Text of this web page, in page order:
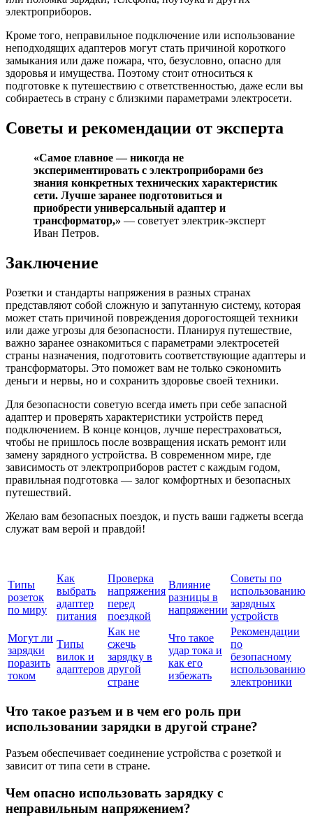
электроприборов.
Кроме того, неправильное подключение или использование
неподходящих адаптеров могут стать причиной короткого
замыкания или даже пожара, что, безусловно, опасно для
здоровья и имущества. Поэтому стоит относиться к
подготовке к путешествию с ответственностью, даже если вы
собираетесь в страну с близкими параметрами электросети.
Советы и рекомендации от эксперта
«Самое главное — никогда не
экспериментировать с электроприборами без
знания конкретных технических характеристик
сети. Лучше заранее подготовиться и
приобрести универсальный адаптер и
трансформатор,» — советует электрик-эксперт
Иван Петров.
Заключение
Розетки и стандарты напряжения в разных странах
представляют собой сложную и запутанную систему, которая
может стать причиной повреждения дорогостоящей техники
или даже угрозы для безопасности. Планируя путешествие,
важно заранее ознакомиться с параметрами электросетей
страны назначения, подготовить соответствующие адаптеры и
трансформаторы. Это поможет вам не только сэкономить
деньги и нервы, но и сохранить здоровье своей техники.
Для безопасности советую всегда иметь при себе запасной
адаптер и проверять характеристики устройств перед
подключением. В конце концов, лучше перестраховаться,
чтобы не пришлось после возвращения искать ремонт или
замену зарядного устройства. В современном мире, где
зависимость от электроприборов растет с каждым годом,
правильная подготовка — залог комфортных и безопасных
путешествий.
Желаю вам безопасных поездок, и пусть ваши гаджеты всегда
служат вам верой и правдой!
Типы
розеток
по миру
Как
выбрать
адаптер
питания
Проверка
напряжения
перед
поездкой
Влияние
разницы в
напряжении
Советы по
использованию
зарядных
устройств
Могут ли
зарядки
поразить
током
Типы
вилок и
адаптеров
Как не
сжечь
зарядку в
другой
стране
Что такое
удар тока и
как его
избежать
Рекомендации
по
безопасному
использованию
электроники
Что такое разъем и в чем его роль при
использовании зарядки в другой стране?
Разъем обеспечивает соединение устройства с розеткой и
зависит от типа сети в стране.
Чем опасно использовать зарядку с
неправильным напряжением?